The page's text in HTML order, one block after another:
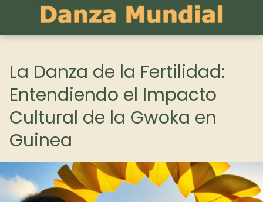
La Danza de la Fertilidad:
Entendiendo el Impacto
Cultural de la Gwoka en
Guinea